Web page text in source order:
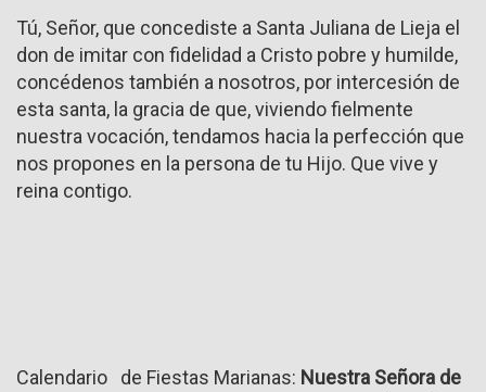
Tú, Señor, que concediste a Santa Juliana de Lieja el
don de imitar con fidelidad a Cristo pobre y humilde,
concédenos también a nosotros, por intercesión de
esta santa, la gracia de que, viviendo fielmente
nuestra vocación, tendamos hacia la perfección que
nos propones en la persona de tu Hijo. Que vive y
reina contigo.
Calendario de Fiestas Marianas: Nuestra Señora de